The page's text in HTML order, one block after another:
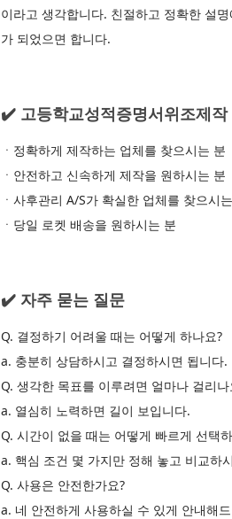
이라고 생각합니다. 친절하고 정확한 설
가 되었으면 합니다.
✔️ 고등학교성적증명서위조제
ㆍ정확하게 제작하는 업체를 찾으시는 분
ㆍ안전하고 신속하게 제작을 원하시는 분
ㆍ사후관리 A/S가 확실한 업체를 찾으시
ㆍ당일 로켓 배송을 원하시는 분
✔️ 자주 묻는 질문
Q. 결정하기 어려울 때는 어떻게 하나요?
a. 충분히 상담하시고 결정하시면 됩니다.
Q. 생각한 목표를 이루려면 얼마나 걸리나
a. 열심히 노력하면 길이 보입니다.
Q. 시간이 없을 때는 어떻게 빠르게 선택
a. 핵심 조건 몇 가지만 정해 놓고 비교하
Q. 사용은 안전한가요?
a. 네 안전하게 사용하실 수 있게 안내해